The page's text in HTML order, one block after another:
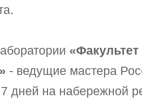
- ведущие мастера
7 дней на набережной